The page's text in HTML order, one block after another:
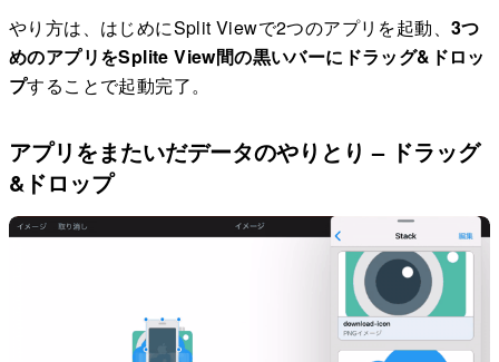
やり方は、はじめにSplit Viewで2つのアプリを起動、 3つ
めのアプリをSplite View間の黒いバーにドラッグ&ドロッ
プすることで起動完了。
アプリをまたいだデータのやりとり – ドラッグ
&ドロップ